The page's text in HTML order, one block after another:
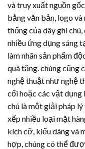
và truy xuất nguồn
bằng văn bản, logo
thống của dây ghi
nhiều ứng dụng sáng
làm nhãn sản phẩm
quà tặng. chúng cũng
nghệ thuật như nghệ
cối hoặc các vật dụng
chú là một giải pháp
xếp nhiều loại mặt
kích cỡ, kiểu dáng và
hợp, chúng có thể